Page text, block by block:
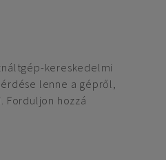
kereskedelmi
lenne a gépről,
Forduljon hozzá